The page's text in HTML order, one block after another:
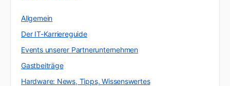
Allgemein
Der IT-Karriereguide
Events unserer Partnerunternehmen
Gastbeiträge
Hardware: News, Tipps, Wissenswertes